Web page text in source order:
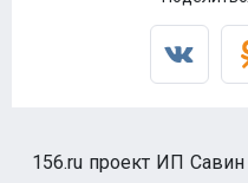
156.ru проект ИП